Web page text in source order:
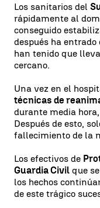
Los sanitarios del
rápidamente al
conseguido
después ha entrado
han tenido que
cercano.
Una vez en el
técnicas de
durante media
Después de esto,
fallecimiento de la
Los efectivos de
Guardia Civil que
los hechos
de este trágico